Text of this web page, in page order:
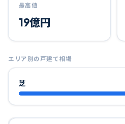
最高値
19億円
エリア別の戸建て相場
芝